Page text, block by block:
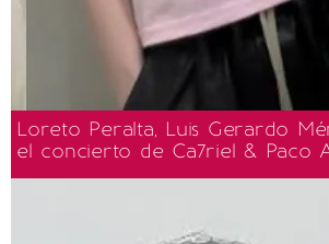
Loreto Peralta, Luis Gerardo
el concierto de Ca7riel & Paco